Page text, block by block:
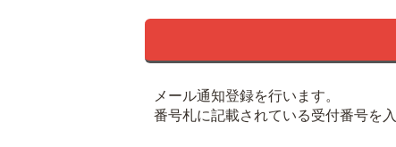
メール通知登録を行います。
番号札に記載されている受付番号を